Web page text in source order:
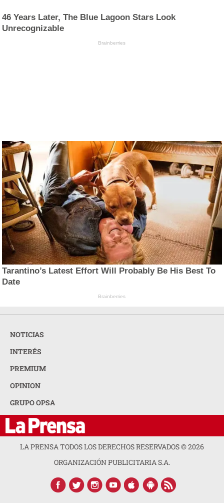
46 Years Later, The Blue Lagoon Stars Look
Unrecognizable
Brainberries
Tarantino’s Latest Effort Will Probably Be His Best To
Date
Brainberries
NOTICIAS
INTERÉS
PREMIUM
OPINION
GRUPO OPSA
LA PRENSA TODOS LOS DERECHOS RESERVADOS ©2026
ORGANIZACIÓN PUBLICITARIA S.A.